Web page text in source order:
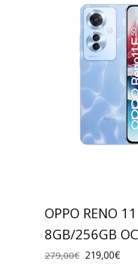
OPPO RENO
8GB/256GB
279,00€ 219,00€